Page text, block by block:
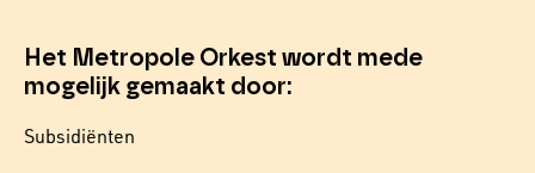
Het Metropole Orkest wordt mede
mogelijk gemaakt door:
Subsidiënten